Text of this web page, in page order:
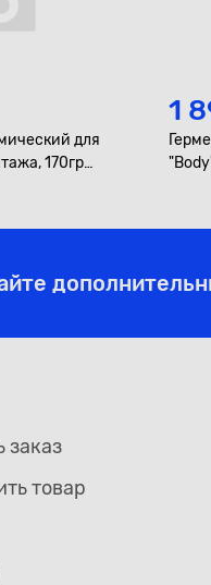
для
170гр
1
заказ
товар